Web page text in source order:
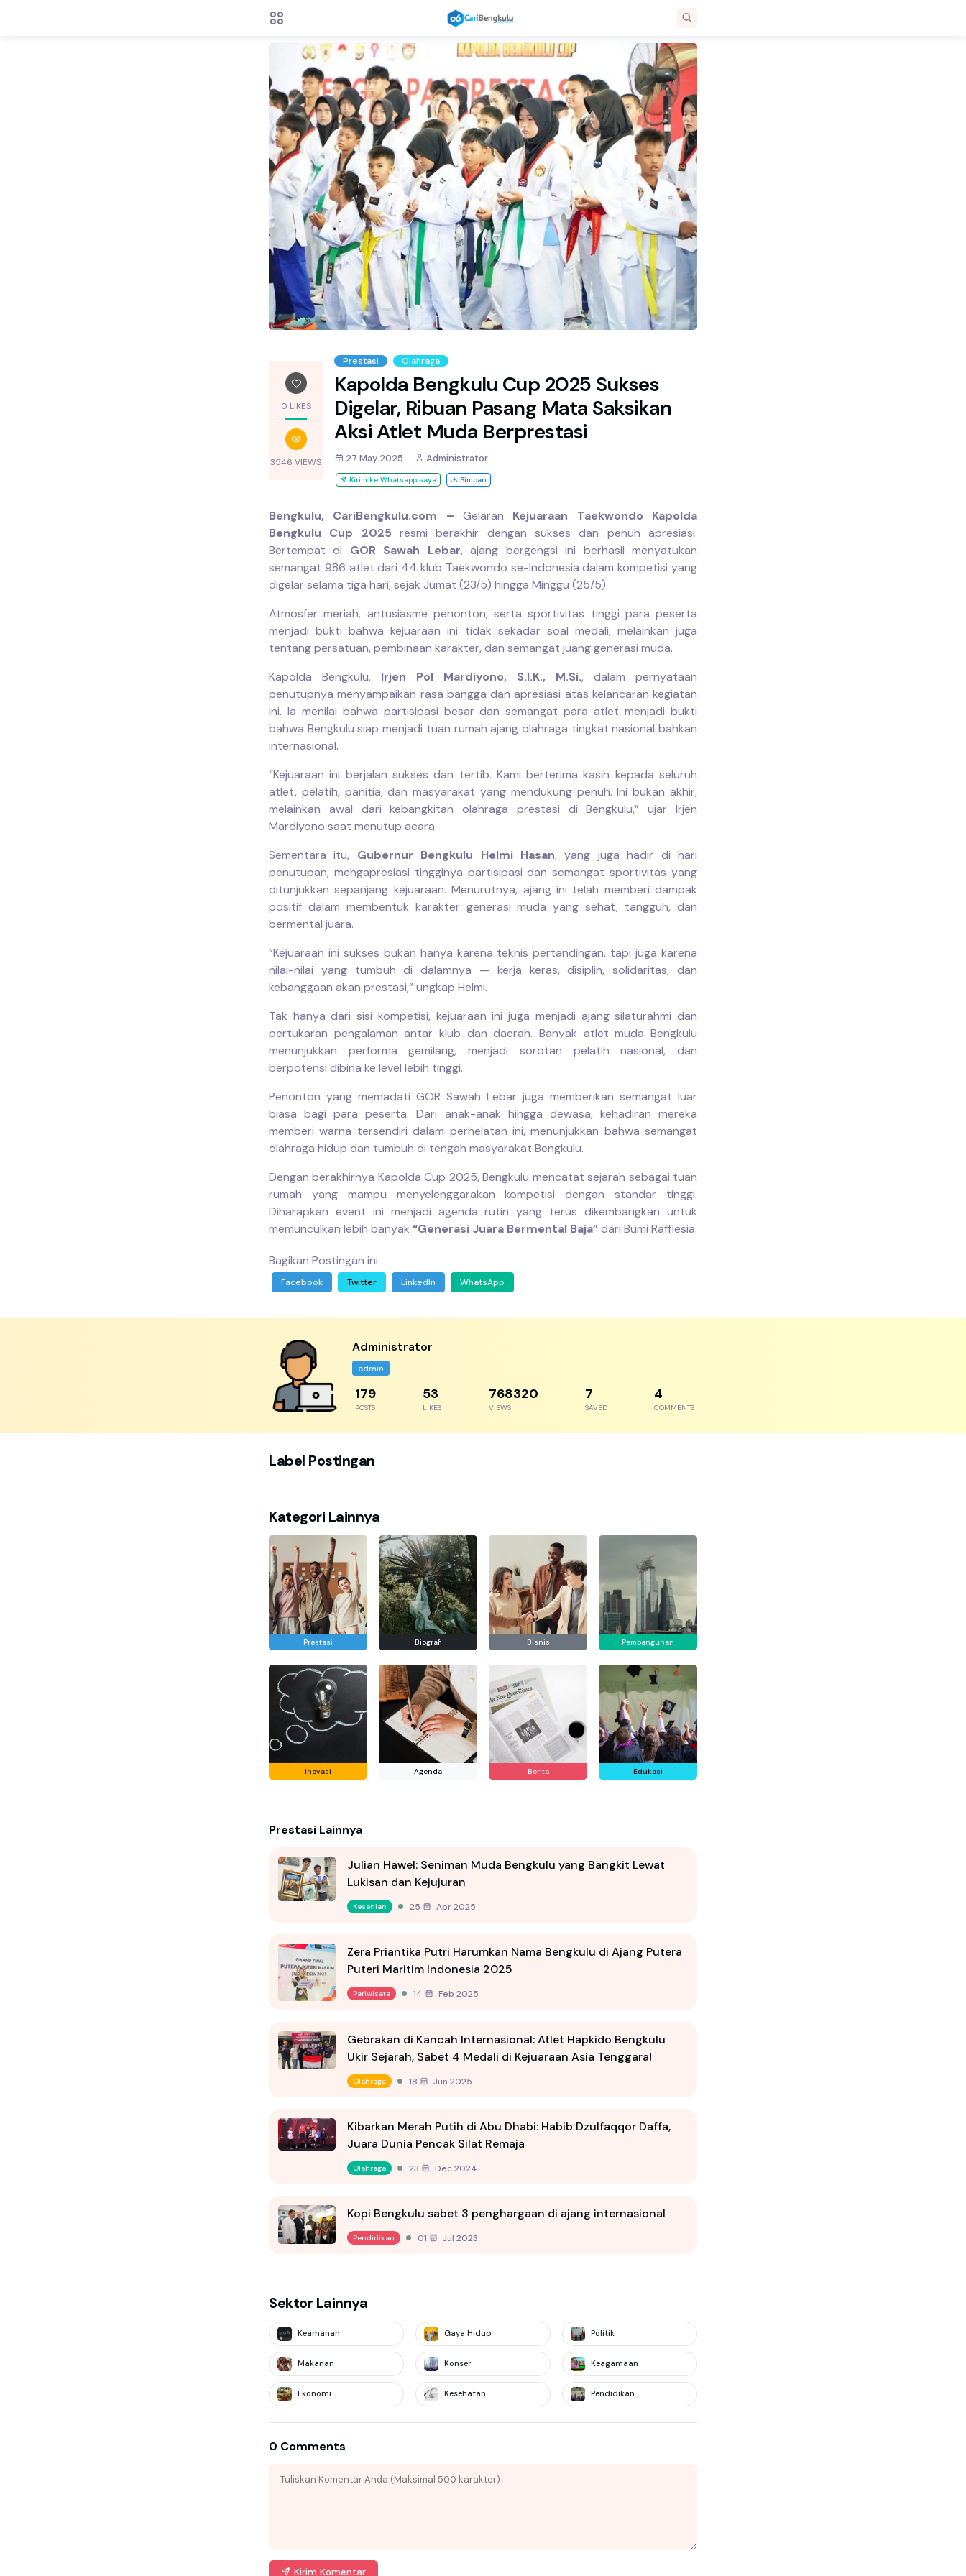
0 LIKES
3546 VIEWS
Prestasi Olahraga
Kapolda Bengkulu Cup 2025 Sukses
Digelar, Ribuan Pasang Mata Saksikan
Aksi Atlet Muda Berprestasi
27 May 2025 Administrator
Kirim ke Whatsapp saya Simpan
Bengkulu, CariBengkulu.com – Gelaran Kejuaraan Taekwondo Kapolda
Bengkulu Cup 2025 resmi berakhir dengan sukses dan penuh apresiasi.
Bertempat di GOR Sawah Lebar, ajang bergengsi ini berhasil menyatukan
semangat 986 atlet dari 44 klub Taekwondo se-Indonesia dalam kompetisi yang
digelar selama tiga hari, sejak Jumat (23/5) hingga Minggu (25/5).
Atmosfer meriah, antusiasme penonton, serta sportivitas tinggi para peserta
menjadi bukti bahwa kejuaraan ini tidak sekadar soal medali, melainkan juga
tentang persatuan, pembinaan karakter, dan semangat juang generasi muda.
Kapolda Bengkulu, Irjen Pol Mardiyono, S.I.K., M.Si., dalam pernyataan
penutupnya menyampaikan rasa bangga dan apresiasi atas kelancaran kegiatan
ini. Ia menilai bahwa partisipasi besar dan semangat para atlet menjadi bukti
bahwa Bengkulu siap menjadi tuan rumah ajang olahraga tingkat nasional bahkan
internasional.
“Kejuaraan ini berjalan sukses dan tertib. Kami berterima kasih kepada seluruh
atlet, pelatih, panitia, dan masyarakat yang mendukung penuh. Ini bukan akhir,
melainkan awal dari kebangkitan olahraga prestasi di Bengkulu,” ujar Irjen
Mardiyono saat menutup acara.
Sementara itu, Gubernur Bengkulu Helmi Hasan, yang juga hadir di hari
penutupan, mengapresiasi tingginya partisipasi dan semangat sportivitas yang
ditunjukkan sepanjang kejuaraan. Menurutnya, ajang ini telah memberi dampak
positif dalam membentuk karakter generasi muda yang sehat, tangguh, dan
bermental juara.
“Kejuaraan ini sukses bukan hanya karena teknis pertandingan, tapi juga karena
nilai-nilai yang tumbuh di dalamnya — kerja keras, disiplin, solidaritas, dan
kebanggaan akan prestasi,” ungkap Helmi.
Tak hanya dari sisi kompetisi, kejuaraan ini juga menjadi ajang silaturahmi dan
pertukaran pengalaman antar klub dan daerah. Banyak atlet muda Bengkulu
menunjukkan performa gemilang, menjadi sorotan pelatih nasional, dan
berpotensi dibina ke level lebih tinggi.
Penonton yang memadati GOR Sawah Lebar juga memberikan semangat luar
biasa bagi para peserta. Dari anak-anak hingga dewasa, kehadiran mereka
memberi warna tersendiri dalam perhelatan ini, menunjukkan bahwa semangat
olahraga hidup dan tumbuh di tengah masyarakat Bengkulu.
Dengan berakhirnya Kapolda Cup 2025, Bengkulu mencatat sejarah sebagai tuan
rumah yang mampu menyelenggarakan kompetisi dengan standar tinggi.
Diharapkan event ini menjadi agenda rutin yang terus dikembangkan untuk
memunculkan lebih banyak “Generasi Juara Bermental Baja”dari Bumi Rafflesia.
Bagikan Postingan ini :
Facebook Twitter LinkedIn WhatsApp
Administrator
admin
256
POSTS
77
LIKES
1097601
VIEWS
11
SAVED
7
COMMENTS
Label Postingan
Kategori Lainnya
Prestasi Biografi Bisnis Pembangunan
Inovasi Agenda Berita Edukasi
Prestasi Lainnya
Julian Hawel: Seniman Muda Bengkulu yang Bangkit Lewat
Lukisan dan Kejujuran
Kesenian 25 Apr 2025
Zera Priantika Putri Harumkan Nama Bengkulu di Ajang Putera
Puteri Maritim Indonesia 2025
Pariwisata 14 Feb 2025
Gebrakan di Kancah Internasional: Atlet Hapkido Bengkulu
Ukir Sejarah, Sabet 4 Medali di Kejuaraan Asia Tenggara!
Olahraga 18 Jun 2025
Kibarkan Merah Putih di Abu Dhabi: Habib Dzulfaqqor Daffa,
Juara Dunia Pencak Silat Remaja
Olahraga 23 Dec 2024
Kopi Bengkulu sabet 3 penghargaan di ajang internasional
Pendidikan 01 Jul 2023
Sektor Lainnya
Keamanan Gaya Hidup Politik
Makanan Konser Keagamaan
Ekonomi Kesehatan Pendidikan
0 Comments
Kirim Komentar